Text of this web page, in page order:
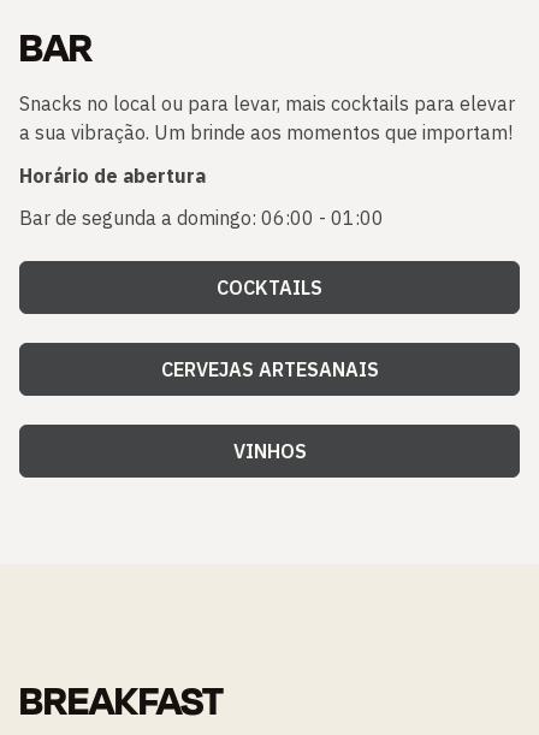
BAR
Snacks no local ou para levar, mais cocktails para elevar
a sua vibração. Um brinde aos momentos que importam!
Horário de abertura
Bar de segunda a domingo: 06:00 - 01:00
COCKTAILS
CERVEJAS ARTESANAIS
VINHOS
BREAKFAST